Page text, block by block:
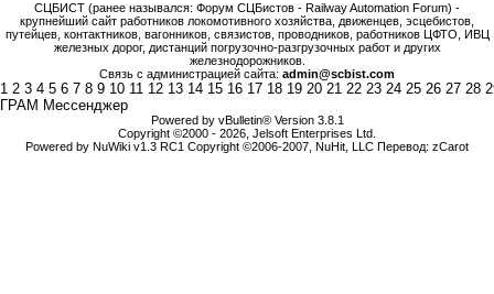
СЦБИСТ (ранее назывался: Форум СЦБистов - Railway Automation Forum) -
крупнейший сайт работников локомотивного хозяйства, движенцев, эсцебистов,
путейцев, контактников, вагонников, связистов, проводников, работников ЦФТО, ИВЦ
железных дорог, дистанций погрузочно-разгрузочных работ и других
железнодорожников.
Связь с администрацией сайта: admin@scbist.com
1 2 3 4 5 6 7 8 9 10 11 12 13 14 15 16 17 18 19 20 21 22 23 24 25 26 27 28
ГРАМ Мессенджер
Powered by vBulletin® Version 3.8.1
Copyright ©2000 - 2026, Jelsoft Enterprises Ltd.
Powered by NuWiki v1.3 RC1 Copyright ©2006-2007, NuHit, LLC Перевод: zCarot